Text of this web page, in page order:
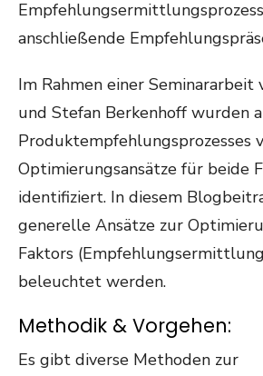
anschließende
Im Rahmen einer Seminararbeit
und Stefan Berkenhoff wurden
Produktempfehlungsprozesses
Optimierungsansätze für beide
identifiziert. In diesem
generelle Ansätze zur
Faktors
beleuchtet werden.
Methodik & Vorgehen:
Es gibt diverse Methoden zur